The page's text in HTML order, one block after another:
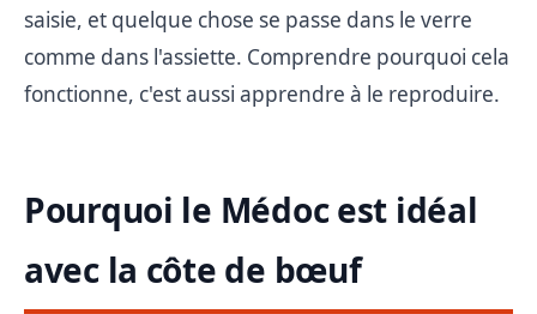
Questions fréquentes
saisie, et quelque chose se passe dans le verre
comme dans l'assiette. Comprendre pourquoi cela
fonctionne, c'est aussi apprendre à le reproduire.
Pourquoi le Médoc est idéal
avec la côte de bœuf